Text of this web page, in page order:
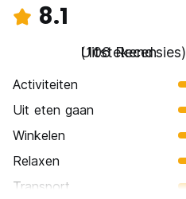
8.1
Uitstekend
(106 Recensies)
Activiteiten
Uit eten gaan
Winkelen
Relaxen
Transport